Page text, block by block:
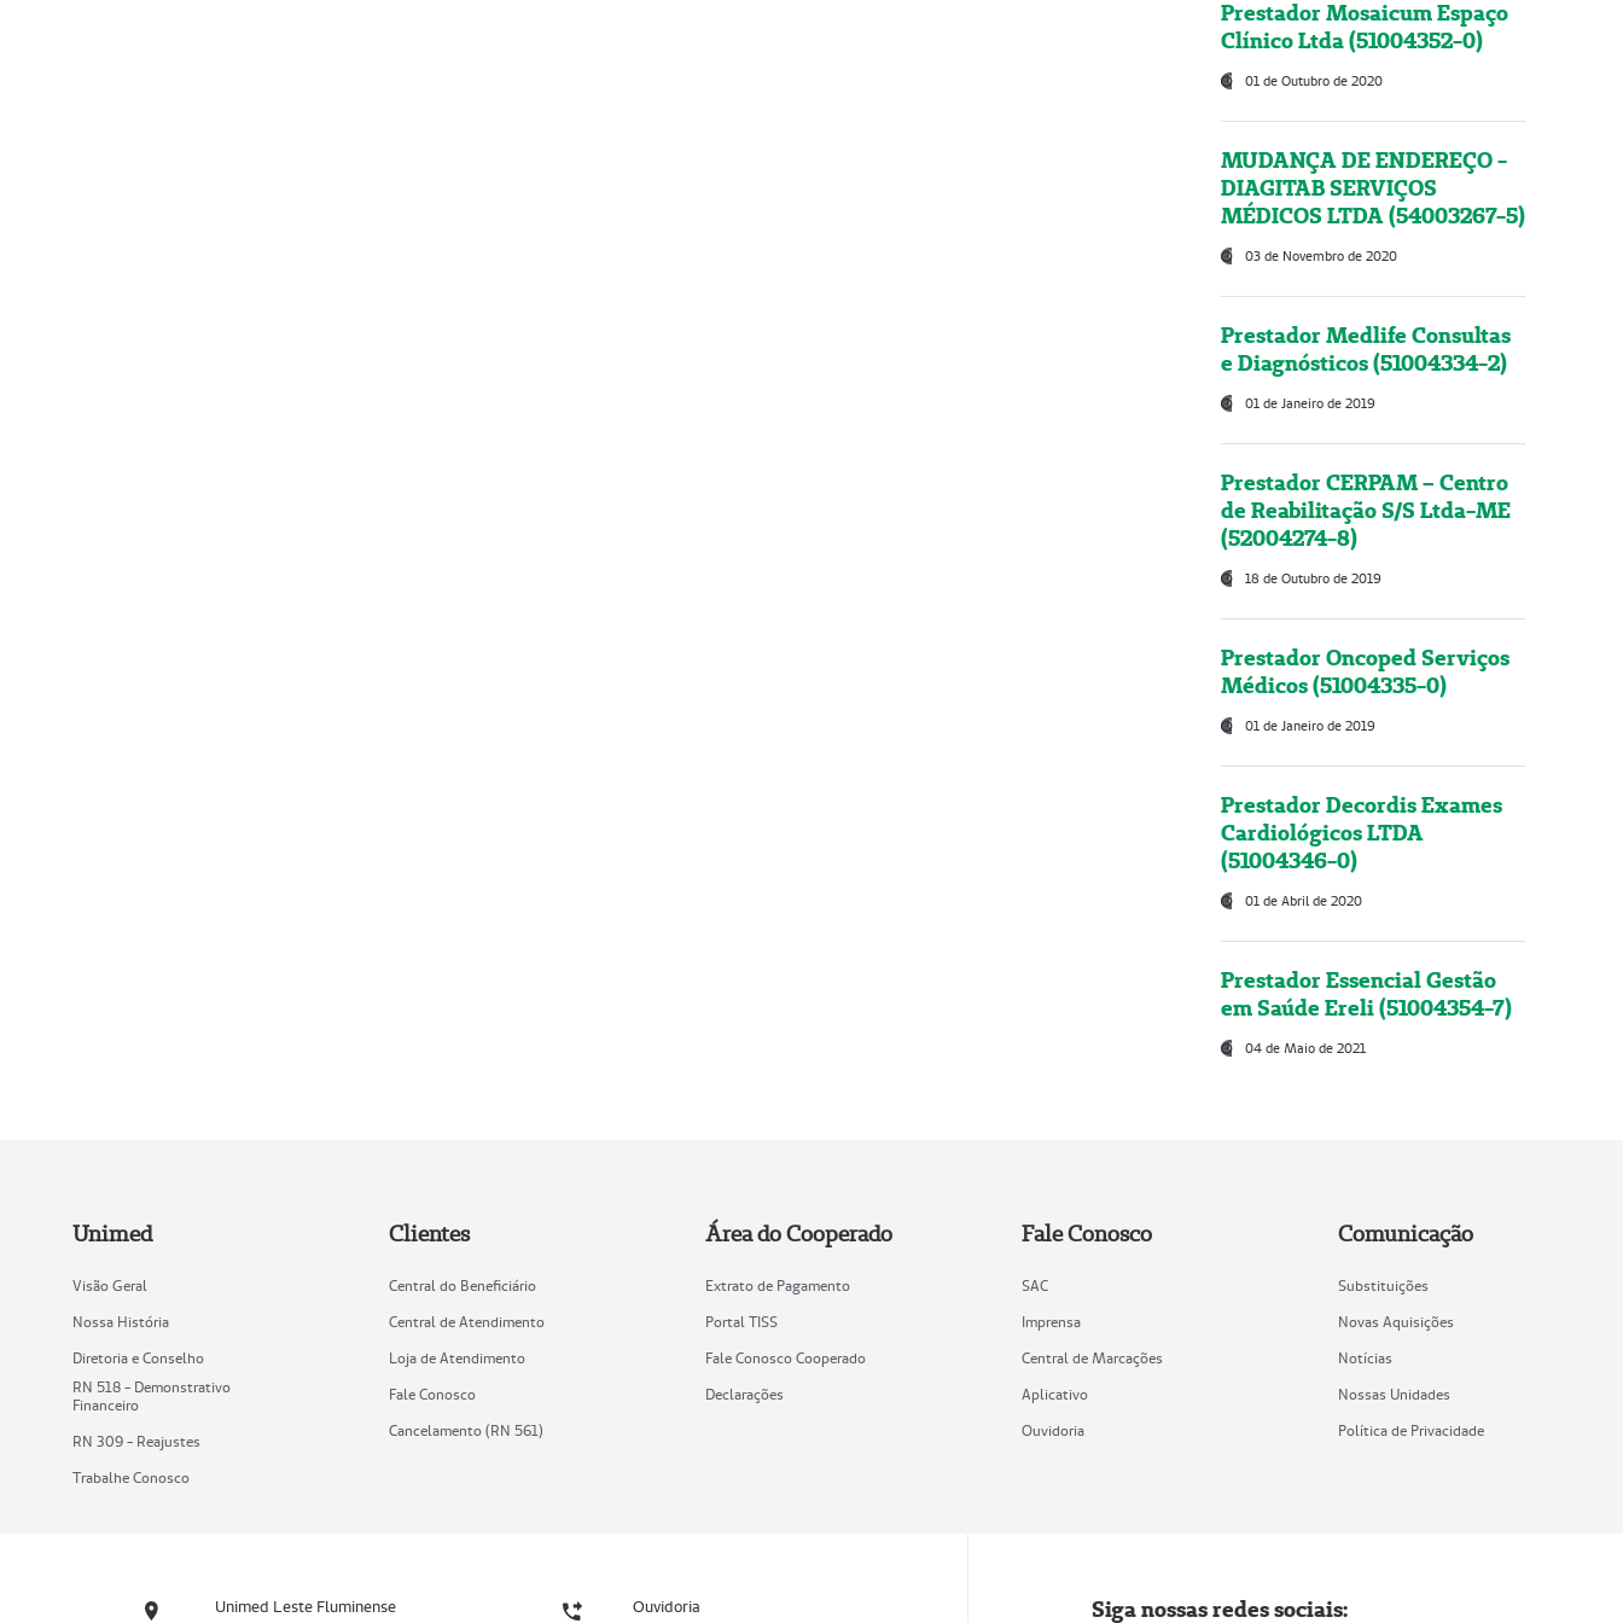
Prestador Mosaicum Espaço
Clínico Ltda (51004352-0)
01 de Outubro de 2020
MUDANÇA DE ENDEREÇO -
DIAGITAB SERVIÇOS
MÉDICOS LTDA (54003267-5)
03 de Novembro de 2020
Prestador Medlife Consultas
e Diagnósticos (51004334-2)
01 de Janeiro de 2019
Prestador CERPAM – Centro
de Reabilitação S/S Ltda-ME
(52004274-8)
18 de Outubro de 2019
Prestador Oncoped Serviços
Médicos (51004335-0)
01 de Janeiro de 2019
Prestador Decordis Exames
Cardiológicos LTDA
(51004346-0)
01 de Abril de 2020
Prestador Essencial Gestão
em Saúde Ereli (51004354-7)
04 de Maio de 2021
Unimed
Visão Geral
Nossa História
Diretoria e Conselho
RN 518 - Demonstrativo
Financeiro
RN 309 - Reajustes
Trabalhe Conosco
Clientes
Central do Beneficiário
Central de Atendimento
Loja de Atendimento
Fale Conosco
Cancelamento (RN 561)
Área do Cooperado
Extrato de Pagamento
Portal TISS
Fale Conosco Cooperado
Declarações
Fale Conosco
SAC
Imprensa
Central de Marcações
Aplicativo
Ouvidoria
Comunicação
Substituições
Novas Aquisições
Notícias
Nossas Unidades
Política de Privacidade
Unimed Leste Fluminense Ouvidoria Siga nossas redes sociais: